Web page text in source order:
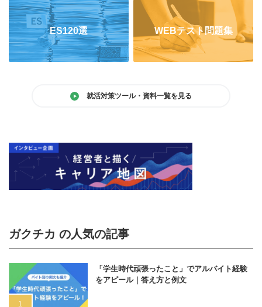
ES120選 WEBテスト問題集
就活対策ツール・資料一覧を見る
ガクチカ の人気の記事
「学生時代頑張ったこと」でアルバイト経験
をアピール｜答え方と例文